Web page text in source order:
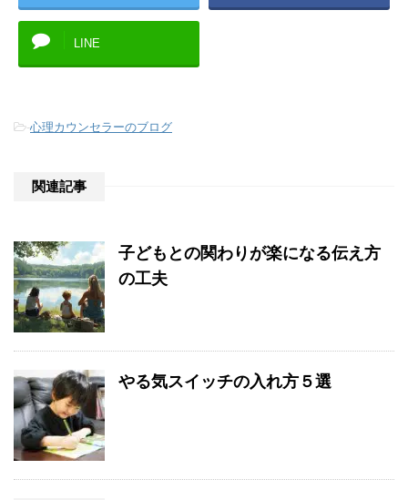
LINE
-心理カウンセラーのブログ
関連記事
子どもとの関わりが楽になる伝え方
の工夫
やる気スイッチの入れ方５選